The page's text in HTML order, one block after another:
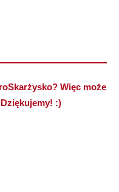
Więc może
:)